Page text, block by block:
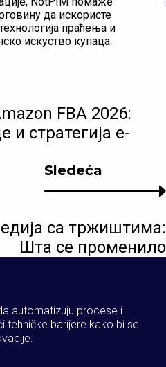
да искористе
праћења и
искуство купаца.
Sledeća
са тржиштима:
Шта се променило
FBA 2026:
и стратегија е-
automatizuju procese i
tehničke barijere kako bi se